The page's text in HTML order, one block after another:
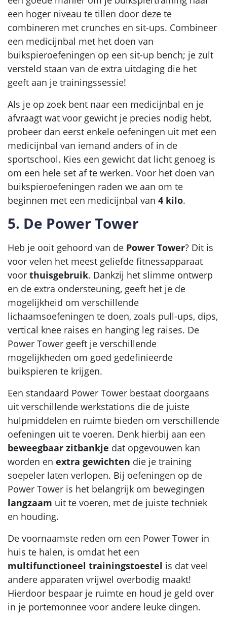
een hoger niveau te tillen door deze te
combineren met crunches en sit-ups. Combineer
een medicijnbal met het doen van
buikspieroefeningen op een sit-up bench; je zult
versteld staan van de extra uitdaging die het
geeft aan je trainingssessie!
Als je op zoek bent naar een medicijnbal en je
afvraagt wat voor gewicht je precies nodig hebt,
probeer dan eerst enkele oefeningen uit met een
medicijnbal van iemand anders of in de
sportschool. Kies een gewicht dat licht genoeg is
om een hele set af te werken. Voor het doen van
buikspieroefeningen raden we aan om te
beginnen met een medicijnbal van 4 kilo.
5. De Power Tower
Heb je ooit gehoord van de Power Tower? Dit is
voor velen het meest geliefde fitnessapparaat
voor thuisgebruik. Dankzij het slimme ontwerp
en de extra ondersteuning, geeft het je de
mogelijkheid om verschillende
lichaamsoefeningen te doen, zoals pull-ups, dips,
vertical knee raises en hanging leg raises. De
Power Tower geeft je verschillende
mogelijkheden om goed gedefinieerde
buikspieren te krijgen.
Een standaard Power Tower bestaat doorgaans
uit verschillende werkstations die de juiste
hulpmiddelen en ruimte bieden om verschillende
oefeningen uit te voeren. Denk hierbij aan een
beweegbaar zitbankje dat opgevouwen kan
worden en extra gewichten die je training
soepeler laten verlopen. Bij oefeningen op de
Power Tower is het belangrijk om bewegingen
langzaam uit te voeren, met de juiste techniek
en houding.
De voornaamste reden om een Power Tower in
huis te halen, is omdat het een
multifunctioneel trainingstoestel is dat veel
andere apparaten vrijwel overbodig maakt!
Hierdoor bespaar je ruimte en houd je geld over
in je portemonnee voor andere leuke dingen.